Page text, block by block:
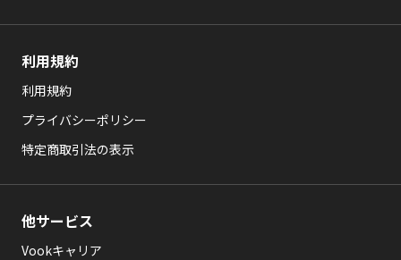
利用規約
利用規約
プライバシーポリシー
特定商取引法の表示
他サービス
Vookキャリア